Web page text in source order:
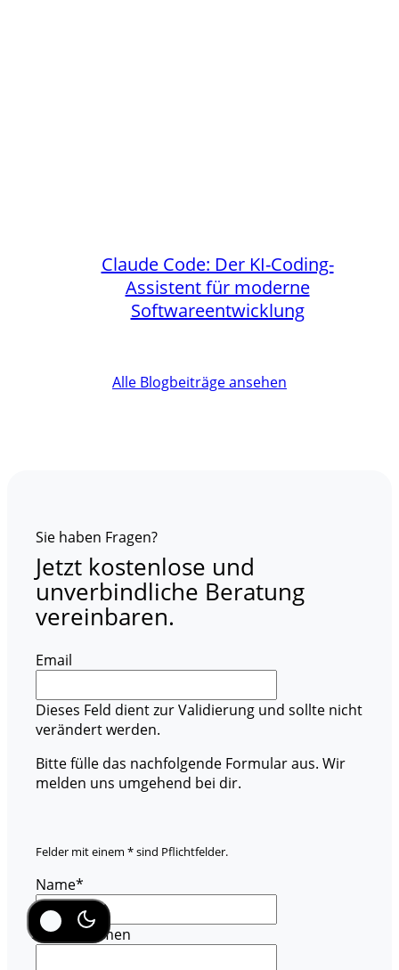
Claude Code: Der KI-Coding-
Assistent für moderne
Softwareentwicklung
Alle Blogbeiträge ansehen
Sie haben Fragen?
Jetzt kostenlose und
unverbindliche Beratung
vereinbaren.
Email
Dieses Feld dient zur Validierung und sollte nicht
verändert werden.
Bitte fülle das nachfolgende Formular aus. Wir
melden uns umgehend bei dir.
Felder mit einem * sind Pflichtfelder.
Name*
Unternehmen